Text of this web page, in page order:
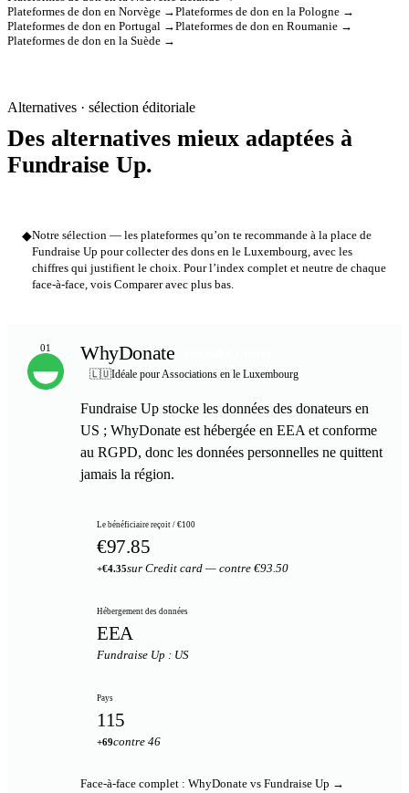
Plateformes de don en Norvège →Plateformes de don en la Pologne →
Plateformes de don en Portugal →Plateformes de don en Roumanie →
Plateformes de don en la Suède →
Alternatives · sélection éditoriale
Des alternatives mieux adaptées à
Fundraise Up.
◆Notre sélection — les plateformes qu’on te recommande à la place de
Fundraise Up pour collecter des dons en le Luxembourg, avec les
chiffres qui justifient le choix. Pour l’index complet et neutre de chaque
face-à-face, vois Comparer avec plus bas.
01 WhyDonate
🇱🇺Idéale pour Associations en le Luxembourg
Fundraise Up stocke les données des donateurs en
US ; WhyDonate est hébergée en EEA et conforme
au RGPD, donc les données personnelles ne quittent
jamais la région.
Le bénéficiaire reçoit / €100
€97.85
+€4.35sur Credit card — contre €93.50
Hébergement des données
EEA
Fundraise Up : US
Pays
115
+69contre 46
Face-à-face complet : WhyDonate vs Fundraise Up →